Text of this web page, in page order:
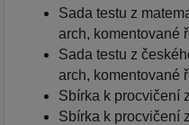
Sada testu z
arch, komentované
Sada testu z
arch, komentované
Sbírka k procvičení
Sbírka k procvičení